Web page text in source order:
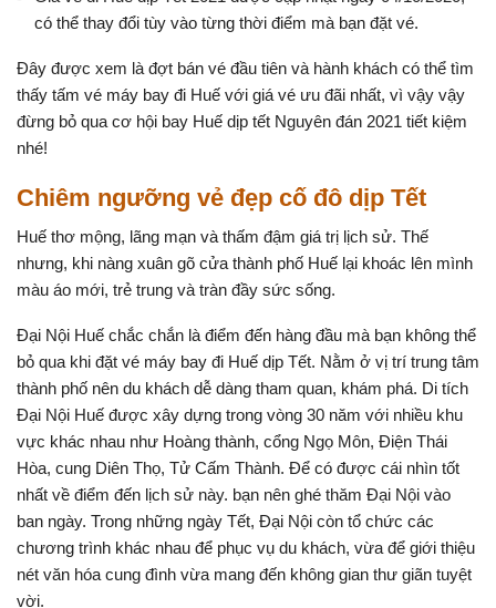
có thể thay đổi tùy vào từng thời điểm mà bạn đặt vé.
Đây được xem là đợt bán vé đầu tiên và hành khách có thể tìm
thấy tấm vé máy bay đi Huế với giá vé ưu đãi nhất, vì vậy vậy
đừng bỏ qua cơ hội bay Huế dịp tết Nguyên đán 2021 tiết kiệm
nhé!
Chiêm ngưỡng vẻ đẹp cố đô dịp Tết
Huế thơ mộng, lãng mạn và thấm đậm giá trị lịch sử. Thế
nhưng, khi nàng xuân gõ cửa thành phố Huế lại khoác lên mình
màu áo mới, trẻ trung và tràn đầy sức sống.
Đại Nội Huế chắc chắn là điểm đến hàng đầu mà bạn không thể
bỏ qua khi đặt vé máy bay đi Huế dịp Tết. Nằm ở vị trí trung tâm
thành phố nên du khách dễ dàng tham quan, khám phá. Di tích
Đại Nội Huế được xây dựng trong vòng 30 năm với nhiều khu
vực khác nhau như Hoàng thành, cổng Ngọ Môn, Điện Thái
Hòa, cung Diên Thọ, Tử Cấm Thành. Để có được cái nhìn tốt
nhất về điểm đến lịch sử này. bạn nên ghé thăm Đại Nội vào
ban ngày. Trong những ngày Tết, Đại Nội còn tổ chức các
chương trình khác nhau để phục vụ du khách, vừa để giới thiệu
nét văn hóa cung đình vừa mang đến không gian thư giãn tuyệt
vời.